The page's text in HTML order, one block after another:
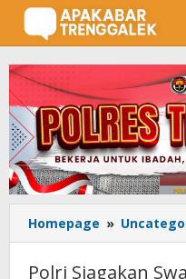
Lewati
konten
Homepage »
Polri Siagakan